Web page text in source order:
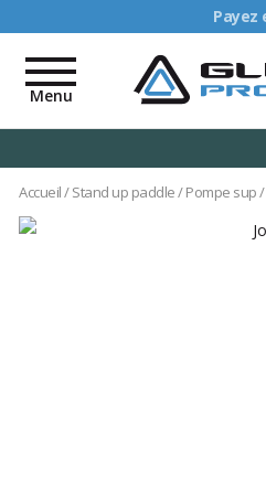
Toggle
navigation
Menu
Accueil/Stand up paddle/Pompe sup/